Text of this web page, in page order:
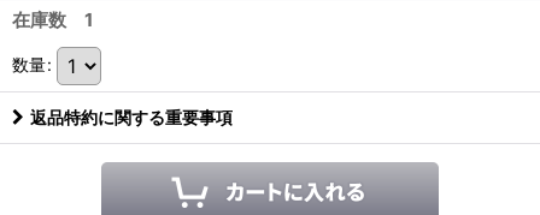
在庫数 1
数量:
返品特約に関する重要事項